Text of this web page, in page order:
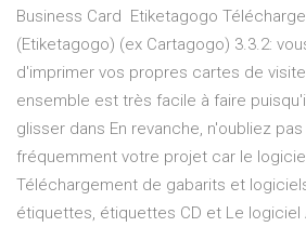
Business Card Etiketagogo
(Etiketagogo) (ex Cartagogo) 3.3.2:
d'imprimer vos propres cartes de
ensemble est très facile à faire
glisser dans En revanche, n'oubliez
fréquemment votre projet car le
Téléchargement de gabarits et
étiquettes, étiquettes CD et Le logiciel